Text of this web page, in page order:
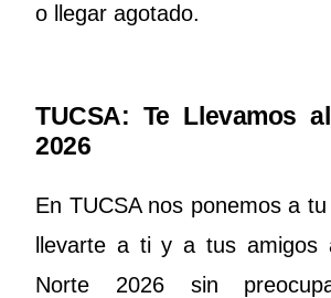
o llegar agotado.
TUCSA: Te Llevamos
2026
En TUCSA nos ponemos a
llevarte a ti y a tus amigos
Norte 2026 sin